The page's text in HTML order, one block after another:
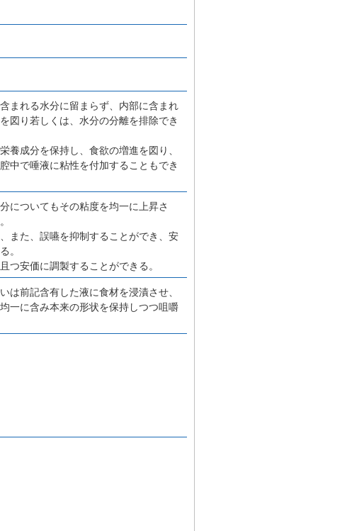
まれる水分に留まらず、内部に含まれ
図り若しくは、水分の分離を排除でき
養成分を保持し、食欲の増進を図り、
中で唾液に粘性を付加することもでき
についてもその粘度を均一に上昇さ
また、誤嚥を抑制することができ、安
。
つ安価に調製することができる。
は前記含有した液に食材を浸漬させ、
一に含み本来の形状を保持しつつ咀嚼